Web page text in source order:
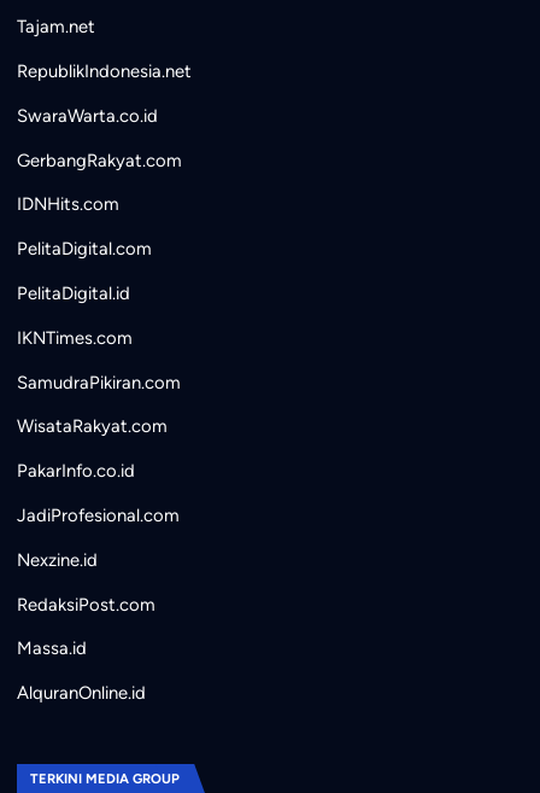
Tajam.net
RepublikIndonesia.net
SwaraWarta.co.id
GerbangRakyat.com
IDNHits.com
PelitaDigital.com
PelitaDigital.id
IKNTimes.com
SamudraPikiran.com
WisataRakyat.com
PakarInfo.co.id
JadiProfesional.com
Nexzine.id
RedaksiPost.com
Massa.id
AlquranOnline.id
TERKINI MEDIA GROUP